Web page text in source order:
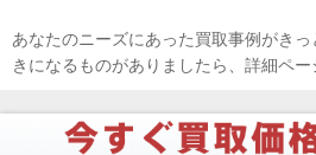
あなたのニーズにあった買取事例がきっ
きになるものがありましたら、詳細ペー